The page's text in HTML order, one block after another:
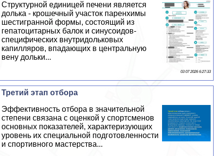
Структурной единицей печени является
долька - крошечный участок паренхимы
шестигранной формы, состоящий из
гепатоцитарных балок и синусоидов-
специфических внутридольковых
капилляров, впадающих в центральную
вену дольки...
03 07 2026 6:27:33
Третий этап отбора
Эффективность отбора в значительной
степени связана с оценкой у спортсменов
основных показателей, хаpaктеризующих
уровень их специальной подготовленности
и спортивного мастерства...